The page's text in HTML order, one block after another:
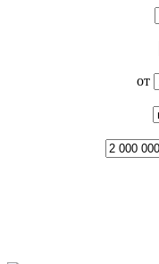
от